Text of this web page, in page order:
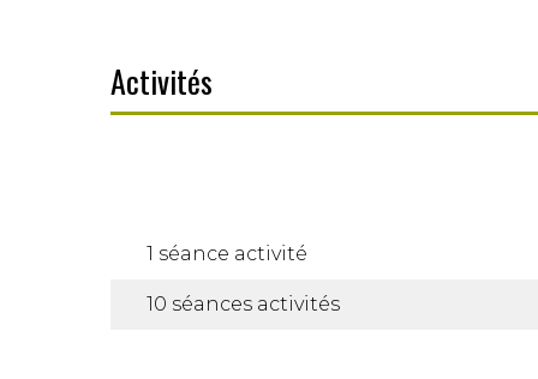
Activités
1 séance activité
10 séances activités